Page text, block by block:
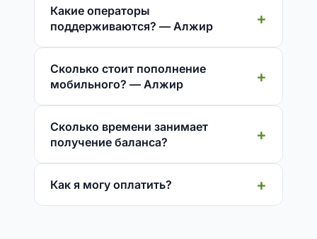
Какие операторы
поддерживаются? — Алжир
Сколько стоит пополнение
мобильного? — Алжир
Сколько времени занимает
получение баланса?
Как я могу оплатить?